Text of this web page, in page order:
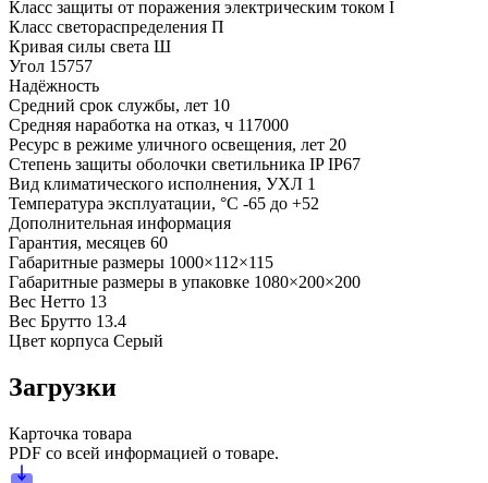
Класс защиты от поражения электрическим током I
Класс светораспределения П
Кривая силы света Ш
Угол 15757
Надёжность
Средний срок службы, лет 10
Средняя наработка на отказ, ч 117000
Ресурс в режиме уличного освещения, лет 20
Степень защиты оболочки светильника IP IP67
Вид климатического исполнения, УХЛ 1
Температура эксплуатации, °С -65 до +52
Дополнительная информация
Гарантия, месяцев 60
Габаритные размеры 1000×112×115
Габаритные размеры в упаковке 1080×200×200
Вес Нетто 13
Вес Брутто 13.4
Цвет корпуса Серый
Загрузки
Карточка товара
PDF со всей информацией о товаре.